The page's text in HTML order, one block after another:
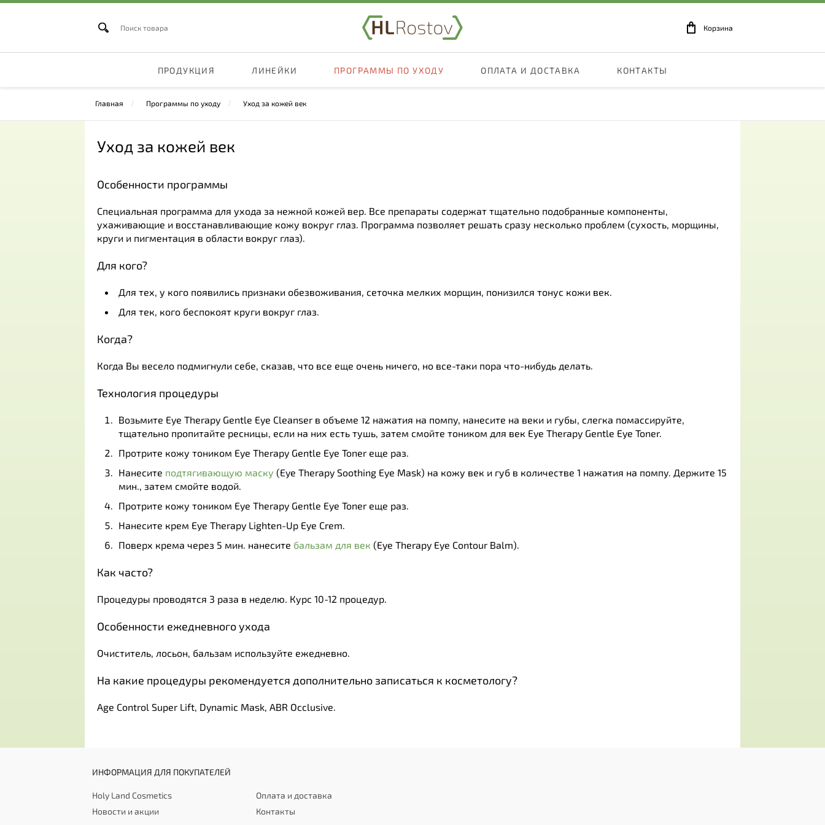
Корзина
ПРОДУКЦИЯ ЛИНЕЙКИ ПРОГРАММЫ ПО УХОДУ ОПЛАТА И ДОСТАВКА КОНТАКТЫ
Главная Программы по уходу Уход за кожей век
Уход за кожей век
Особенности программы
Специальная программа для ухода за нежной кожей вер. Все препараты содержат тщательно подобранные компоненты,
ухаживающие и восстанавливающие кожу вокруг глаз. Программа позволяет решать сразу несколько проблем (сухость, морщины,
круги и пигментация в области вокруг глаз).
Для кого?
Для тех, у кого появились признаки обезвоживания, сеточка мелких морщин, понизился тонус кожи век.
Для тек, кого беспокоят круги вокруг глаз.
Когда?
Когда Вы весело подмигнули себе, сказав, что все еще очень ничего, но все-таки пора что-нибудь делать.
Технология процедуры
Возьмите Eye Therapy Gentle Eye Cleanser в объеме 12 нажатия на помпу, нанесите на веки и губы, слегка помассируйте,
тщательно пропитайте ресницы, если на них есть тушь, затем смойте тоником для век Eye Therapy Gentle Eye Toner.
Протрите кожу тоником Eye Therapy Gentle Eye Toner еще раз.
Нанесите подтягивающую маску (Eye Therapy Soothing Eye Mask) на кожу век и губ в количестве 1 нажатия на помпу. Держите 15
мин., затем смойте водой.
Протрите кожу тоником Eye Therapy Gentle Eye Toner еще раз.
Нанесите крем Eye Therapy Lighten-Up Eye Crem.
Поверх крема через 5 мин. нанесите бальзам для век (Eye Therapy Eye Contour Balm).
Как часто?
Процедуры проводятся 3 раза в неделю. Курс 10-12 процедур.
Особенности ежедневного ухода
Очиститель, лосьон, бальзам используйте ежедневно.
На какие процедуры рекомендуется дополнительно записаться к косметологу?
Age Control Super Lift, Dynamic Mask, ABR Occlusive.
ИНФОРМАЦИЯ ДЛЯ ПОКУПАТЕЛЕЙ
Holy Land Cosmetics
Новости и акции
Оплата и доставка
Контакты